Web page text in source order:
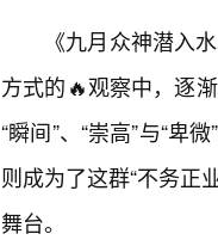
《九月众神潜入
方式的🔥观察中，逐
“瞬间”、“崇高”与“卑
则成为了这群“不务正
舞台。